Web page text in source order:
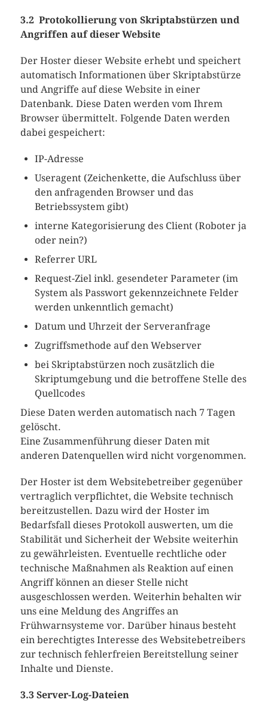
3.2 Protokollierung von Skriptabstürzen und
Angriffen auf dieser Website
Der Hoster dieser Website erhebt und speichert
automatisch Informationen über Skriptabstürze
und Angriffe auf diese Website in einer
Datenbank. Diese Daten werden vom Ihrem
Browser übermittelt. Folgende Daten werden
dabei gespeichert:
IP-Adresse
Useragent (Zeichenkette, die Aufschluss über
den anfragenden Browser und das
Betriebssystem gibt)
interne Kategorisierung des Client (Roboter ja
oder nein?)
Referrer URL
Request-Ziel inkl. gesendeter Parameter (im
System als Passwort gekennzeichnete Felder
werden unkenntlich gemacht)
Datum und Uhrzeit der Serveranfrage
Zugriffsmethode auf den Webserver
bei Skriptabstürzen noch zusätzlich die
Skriptumgebung und die betroffene Stelle des
Quellcodes
Diese Daten werden automatisch nach 7 Tagen
gelöscht.
Eine Zusammenführung dieser Daten mit
anderen Datenquellen wird nicht vorgenommen.
Der Hoster ist dem Websitebetreiber gegenüber
vertraglich verpflichtet, die Website technisch
bereitzustellen. Dazu wird der Hoster im
Bedarfsfall dieses Protokoll auswerten, um die
Stabilität und Sicherheit der Website weiterhin
zu gewährleisten. Eventuelle rechtliche oder
technische Maßnahmen als Reaktion auf einen
Angriff können an dieser Stelle nicht
ausgeschlossen werden. Weiterhin behalten wir
uns eine Meldung des Angriffes an
Frühwarnsysteme vor. Darüber hinaus besteht
ein berechtigtes Interesse des Websitebetreibers
zur technisch fehlerfreien Bereitstellung seiner
Inhalte und Dienste.
3.3 Server-Log-Dateien